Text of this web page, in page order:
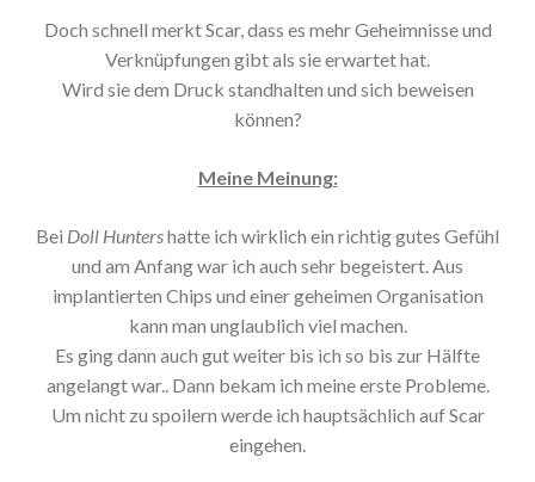
Doch schnell merkt Scar, dass es mehr Geheimnisse und
Verknüpfungen gibt als sie erwartet hat.
Wird sie dem Druck standhalten und sich beweisen
können?
Meine Meinung:
Bei Doll Huntershatte ich wirklich ein richtig gutes Gefühl
und am Anfang war ich auch sehr begeistert. Aus
implantierten Chips und einer geheimen Organisation
kann man unglaublich viel machen.
Es ging dann auch gut weiter bis ich so bis zur Hälfte
angelangt war.. Dann bekam ich meine erste Probleme.
Um nicht zu spoilern werde ich hauptsächlich auf Scar
eingehen.